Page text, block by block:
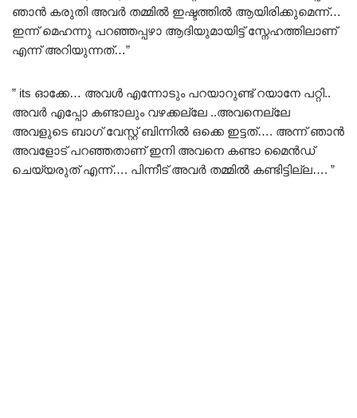
ഞാൻ കരുതി അവർ തമ്മിൽ ഇഷ്ടത്തിൽ ആയിരിക്കുമെന്ന്…
ഇന്ന് മെഹന്നു പറഞ്ഞപ്പഴാ ആദിയുമായിട്ട് സ്നേഹത്തിലാണ്
എന്ന് അറിയുന്നത്…”
” its ഓക്കേ… അവൾ എന്നോടും പറയാറുണ്ട് റയാനേ പറ്റി..
അവർ എപ്പോ കണ്ടാലും വഴക്കല്ലേ ..അവനെല്ലേ
അവളുടെ ബാഗ് വേസ്റ്റ് ബിന്നിൽ ഒക്കെ ഇട്ടത്…. അന്ന് ഞാൻ
അവളോട് പറഞ്ഞതാണ് ഇനി അവനെ കണ്ടാ മൈൻഡ്
ചെയ്യരുത് എന്ന്…. പിന്നീട് അവർ തമ്മിൽ കണ്ടിട്ടില്ല…. ”